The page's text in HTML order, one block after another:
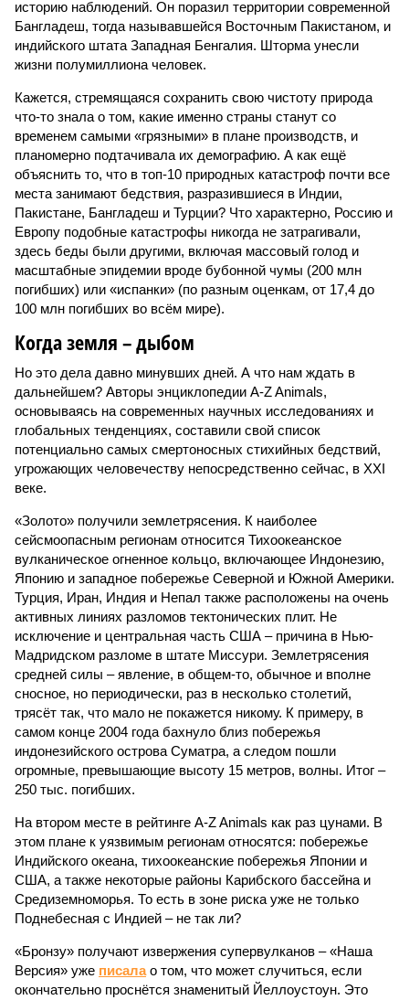
историю наблюдений. Он поразил территории современной
Бангладеш, тогда называвшейся Восточным Пакистаном, и
индийского штата Западная Бенгалия. Шторма унесли
жизни полумиллиона человек.
Кажется, стремящаяся сохранить свою чистоту природа
что-то знала о том, какие именно страны станут со
временем самыми «грязными» в плане производств, и
планомерно подтачивала их демографию. А как ещё
объяснить то, что в топ-10 природных катастроф почти все
места занимают бедствия, разразившиеся в Индии,
Пакистане, Бангладеш и Турции? Что характерно, Россию и
Европу подобные катастрофы никогда не затрагивали,
здесь беды были другими, включая массовый голод и
масштабные эпидемии вроде бубонной чумы (200 млн
погибших) или «испанки» (по разным оценкам, от 17,4 до
100 млн погибших во всём мире).
Когда земля – дыбом
Но это дела давно минувших дней. А что нам ждать в
дальнейшем? Авторы энциклопедии A-Z Animals,
основываясь на современных научных исследованиях и
глобальных тенденциях, составили свой список
потенциально самых смертоносных стихийных бедствий,
угрожающих человечеству непосредственно сейчас, в XXI
веке.
«Золото» получили землетрясения. К наиболее
сейсмоопасным регионам относится Тихоокеанское
вулканическое огненное кольцо, включающее Индонезию,
Японию и западное побережье Северной и Южной Америки.
Турция, Иран, Индия и Непал также расположены на очень
активных линиях разломов тектонических плит. Не
исключение и центральная часть США – причина в Нью-
Мадридском разломе в штате Миссури. Землетрясения
средней силы – явление, в общем-то, обычное и вполне
сносное, но периодически, раз в несколько столетий,
трясёт так, что мало не покажется никому. К примеру, в
самом конце 2004 года бахнуло близ побережья
индонезийского острова Суматра, а следом пошли
огромные, превышающие высоту 15 метров, волны. Итог –
250 тыс. погибших.
На втором месте в рейтинге A-Z Animals как раз цунами. В
этом плане к уязвимым регионам относятся: побережье
Индийского океана, тихо­океанские побережья Японии и
США, а также некоторые районы Карибского бассейна и
Средиземноморья. То есть в зоне риска уже не только
Поднебесная с Индией – не так ли?
«Бронзу» получают извержения супервулканов – «Наша
Версия» уже писалао том, что может случиться, если
окончательно проснётся знаменитый Йеллоустоун. Это